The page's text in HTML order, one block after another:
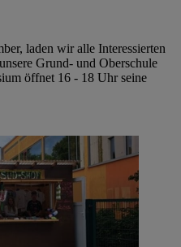
laden wir alle Interessierten
Grund- und Oberschule
öffnet 16 - 18 Uhr seine